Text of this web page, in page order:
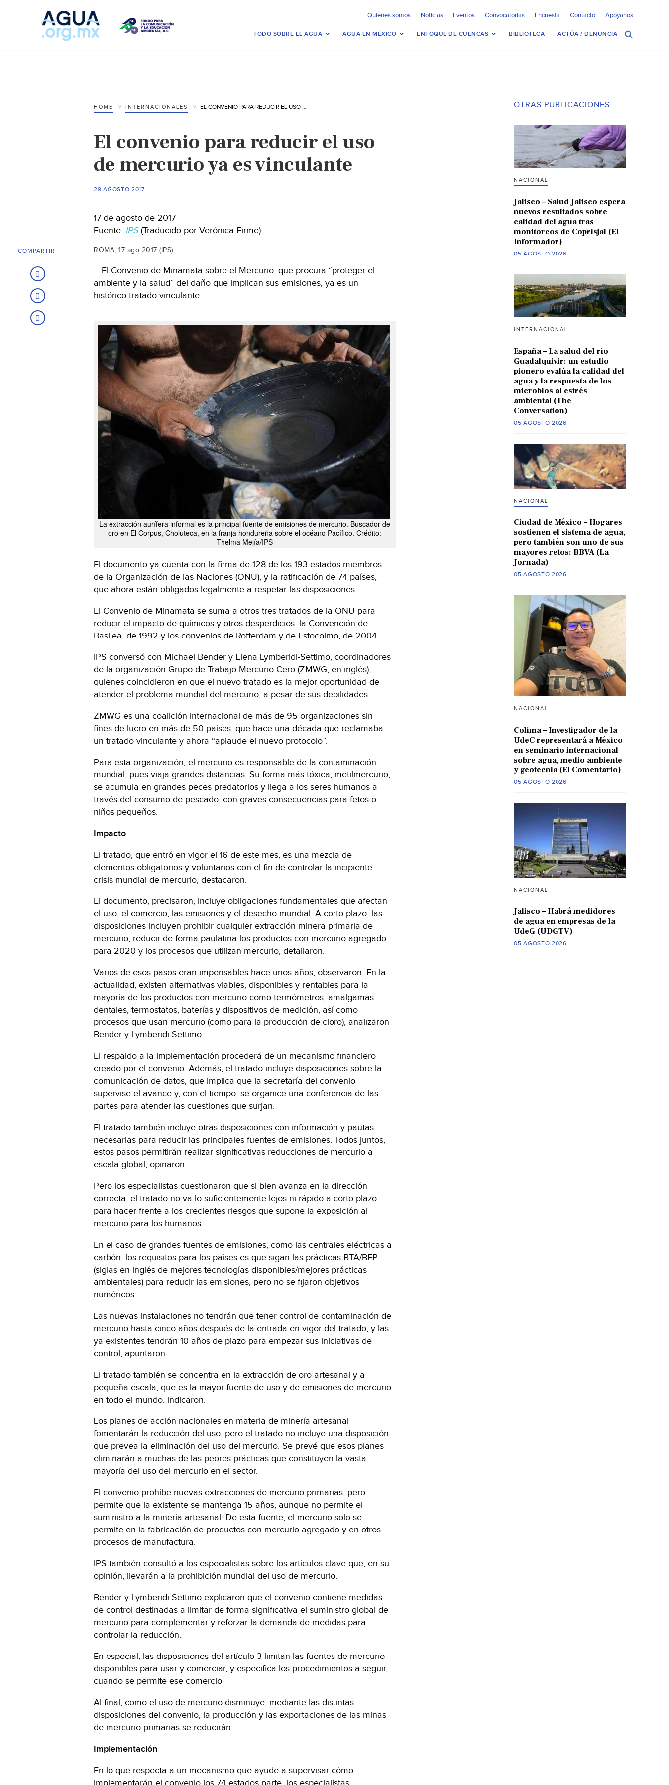
Quiénes somos Noticias Eventos Convocatorias Encuesta Contacto Apóyanos
TODO SOBRE EL AGUA AGUA EN MÉXICO ENFOQUE DE CUENCAS BIBLIOTECA ACTÚA / DENUNCIA
HOME INTERNACIONALES EL CONVENIO PARA REDUCIR EL USO DE MERCURIO YA ES VINCULANTE
El convenio para reducir el uso
de mercurio ya es vinculante
29 AGOSTO 2017
17 de agosto de 2017
Fuente: IPS(Traducido por Verónica Firme)
ROMA, 17 ago 2017 (IPS)
– El Convenio de Minamata sobre el Mercurio, que procura “proteger el
ambiente y la salud” del daño que implican sus emisiones, ya es un
histórico tratado vinculante.
La extracción aurífera informal es la principal fuente de emisiones de mercurio. Buscador de
oro en El Corpus, Choluteca, en la franja hondureña sobre el océano Pacífico. Crédito:
Thelma Mejía/IPS
El documento ya cuenta con la firma de 128 de los 193 estados miembros
de la Organización de las Naciones (ONU), y la ratificación de 74 países,
que ahora están obligados legalmente a respetar las disposiciones.
El Convenio de Minamata se suma a otros tres tratados de la ONU para
reducir el impacto de químicos y otros desperdicios: la Convención de
Basilea, de 1992 y los convenios de Rotterdam y de Estocolmo, de 2004.
IPS conversó con Michael Bender y Elena Lymberidi-Settimo, coordinadores
de la organización Grupo de Trabajo Mercurio Cero (ZMWG, en inglés),
quienes coincidieron en que el nuevo tratado es la mejor oportunidad de
atender el problema mundial del mercurio, a pesar de sus debilidades.
ZMWG es una coalición internacional de más de 95 organizaciones sin
fines de lucro en más de 50 países, que hace una década que reclamaba
un tratado vinculante y ahora “aplaude el nuevo protocolo”.
Para esta organización, el mercurio es responsable de la contaminación
mundial, pues viaja grandes distancias. Su forma más tóxica, metilmercurio,
se acumula en grandes peces predatorios y llega a los seres humanos a
través del consumo de pescado, con graves consecuencias para fetos o
niños pequeños.
Impacto
El tratado, que entró en vigor el 16 de este mes, es una mezcla de
elementos obligatorios y voluntarios con el fin de controlar la incipiente
crisis mundial de mercurio, destacaron.
El documento, precisaron, incluye obligaciones fundamentales que afectan
el uso, el comercio, las emisiones y el desecho mundial. A corto plazo, las
disposiciones incluyen prohibir cualquier extracción minera primaria de
mercurio, reducir de forma paulatina los productos con mercurio agregado
para 2020 y los procesos que utilizan mercurio, detallaron.
Varios de esos pasos eran impensables hace unos años, observaron. En la
actualidad, existen alternativas viables, disponibles y rentables para la
mayoría de los productos con mercurio como termómetros, amalgamas
dentales, termostatos, baterías y dispositivos de medición, así como
procesos que usan mercurio (como para la producción de cloro), analizaron
Bender y Lymberidi-Settimo.
El respaldo a la implementación procederá de un mecanismo financiero
creado por el convenio. Además, el tratado incluye disposiciones sobre la
comunicación de datos, que implica que la secretaría del convenio
supervise el avance y, con el tiempo, se organice una conferencia de las
partes para atender las cuestiones que surjan.
El tratado también incluye otras disposiciones con información y pautas
necesarias para reducir las principales fuentes de emisiones. Todos juntos,
estos pasos permitirán realizar significativas reducciones de mercurio a
escala global, opinaron.
Pero los especialistas cuestionaron que si bien avanza en la dirección
correcta, el tratado no va lo suficientemente lejos ni rápido a corto plazo
para hacer frente a los crecientes riesgos que supone la exposición al
mercurio para los humanos.
En el caso de grandes fuentes de emisiones, como las centrales eléctricas a
carbón, los requisitos para los países es que sigan las prácticas BTA/BEP
(siglas en inglés de mejores tecnologías disponibles/mejores prácticas
ambientales) para reducir las emisiones, pero no se fijaron objetivos
numéricos.
Las nuevas instalaciones no tendrán que tener control de contaminación de
mercurio hasta cinco años después de la entrada en vigor del tratado, y las
ya existentes tendrán 10 años de plazo para empezar sus iniciativas de
control, apuntaron.
El tratado también se concentra en la extracción de oro artesanal y a
pequeña escala, que es la mayor fuente de uso y de emisiones de mercurio
en todo el mundo, indicaron.
Los planes de acción nacionales en materia de minería artesanal
fomentarán la reducción del uso, pero el tratado no incluye una disposición
que prevea la eliminación del uso del mercurio. Se prevé que esos planes
eliminarán a muchas de las peores prácticas que constituyen la vasta
mayoría del uso del mercurio en el sector.
El convenio prohíbe nuevas extracciones de mercurio primarias, pero
permite que la existente se mantenga 15 años, aunque no permite el
suministro a la minería artesanal. De esta fuente, el mercurio solo se
permite en la fabricación de productos con mercurio agregado y en otros
procesos de manufactura.
IPS también consultó a los especialistas sobre los artículos clave que, en su
opinión, llevarán a la prohibición mundial del uso de mercurio.
Bender y Lymberidi-Settimo explicaron que el convenio contiene medidas
de control destinadas a limitar de forma significativa el suministro global de
mercurio para complementar y reforzar la demanda de medidas para
controlar la reducción.
En especial, las disposiciones del artículo 3 limitan las fuentes de mercurio
disponibles para usar y comerciar, y especifica los procedimientos a seguir,
cuando se permite ese comercio.
Al final, como el uso de mercurio disminuye, mediante las distintas
disposiciones del convenio, la producción y las exportaciones de las minas
de mercurio primarias se reducirán.
Implementación
En lo que respecta a un mecanismo que ayude a supervisar cómo
implementarán el convenio los 74 estados parte, los especialistas
COMPARTIR
OTRAS PUBLICACIONES
NACIONAL
Jalisco – Salud Jalisco espera
nuevos resultados sobre
calidad del agua tras
monitoreos de Coprisjal (El
Informador)
05 AGOSTO 2026
INTERNACIONAL
España – La salud del río
Guadalquivir: un estudio
pionero evalúa la calidad del
agua y la respuesta de los
microbios al estrés
ambiental (The
Conversation)
05 AGOSTO 2026
NACIONAL
Ciudad de México – Hogares
sostienen el sistema de agua,
pero también son uno de sus
mayores retos: BBVA (La
Jornada)
05 AGOSTO 2026
NACIONAL
Colima – Investigador de la
UdeC representará a México
en seminario internacional
sobre agua, medio ambiente
y geotecnia (El Comentario)
05 AGOSTO 2026
NACIONAL
Jalisco – Habrá medidores
de agua en empresas de la
UdeG (UDGTV)
05 AGOSTO 2026